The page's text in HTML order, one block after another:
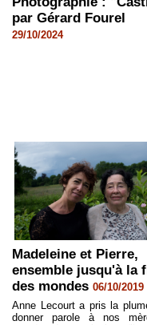
par Gérard Fourel
29/10/2024
Madeleine et Pierre,
ensemble jusqu'à la
des mondes 06/10/2019
Anne Lecourt a pris la
donner parole à nos